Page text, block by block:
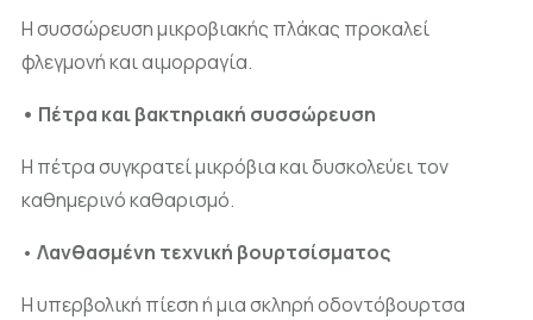
Η συσσώρευση μικροβιακής πλάκας προκαλεί
φλεγμονή και αιμορραγία.
• Πέτρα και βακτηριακή συσσώρευση
Η πέτρα συγκρατεί μικρόβια και δυσκολεύει τον
καθημερινό καθαρισμό.
• Λανθασμένη τεχνική βουρτσίσματος
Η υπερβολική πίεση ή μια σκληρή οδοντόβουρτσα